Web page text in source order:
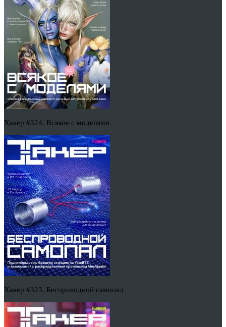
Хакер #324. Всякое с моделями
Хакер #323. Беспроводной самопал